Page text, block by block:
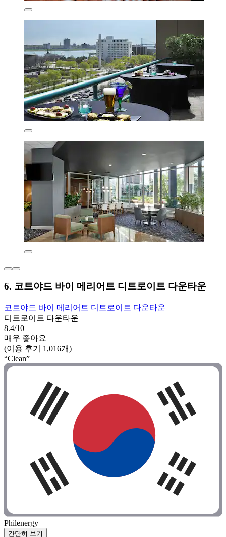
6. 코트야드 바이 메리어트 디트로이트 다운타운
코트야드 바이 메리어트 디트로이트 다운타운
디트로이트 다운타운
8.4/10
매우 좋아요
(이용 후기 1,016개)
“Clean”
Philenergy
간단히 보기